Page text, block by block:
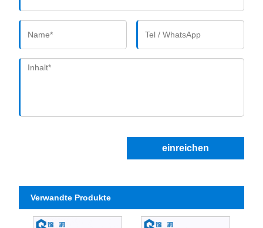
einreichen
Verwandte Produkte